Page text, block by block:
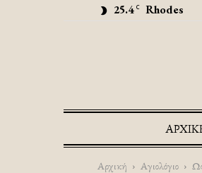
25.4 C Rhodes
Αρχική Αγιολόγιο